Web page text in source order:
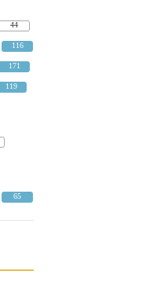
44
116
171
119
65